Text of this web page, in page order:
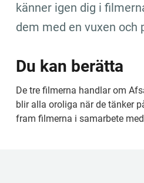
känner igen dig i
dem med en vuxen och
Du kan berätta
De tre filmerna handlar om
blir alla oroliga när de tänker
fram filmerna i samarbete